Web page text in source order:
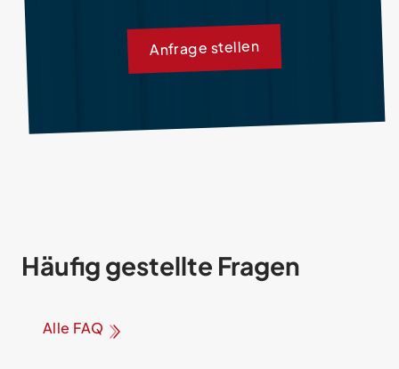
Anfrage stellen
Häufig gestellte Fragen
Alle FAQ